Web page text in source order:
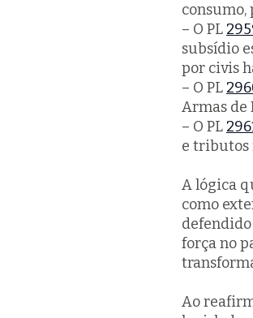
consumo,
– O PL
subsídio
por civis
– O PL
Armas de
– O PL
e tributos
A lógica
como
força no
Ao